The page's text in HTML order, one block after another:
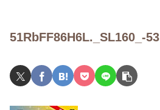
51RbFF86H6L._SL160_-53